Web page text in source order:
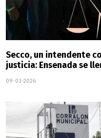
Secco, un intendente
justicia: Ensenada se
09-03-2026